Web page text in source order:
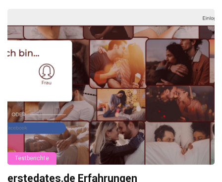
Testberichte
erstedates.de Erfahrungen